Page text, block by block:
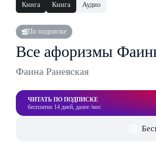
Книга Книга Аудио
По подписке
Все афоризмы
Фаина Раневская
ЧИТАТЬ ПО ПОДПИСКЕ
бесплатно 14 дней, далее /мес